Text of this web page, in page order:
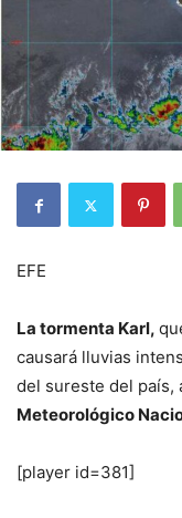
EFE
La tormenta Karl,
causará lluvias
del sureste del país,
Meteorológico
[player id=381]